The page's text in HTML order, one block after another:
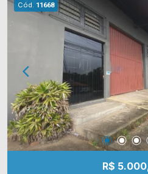
Cód. 11668
R$